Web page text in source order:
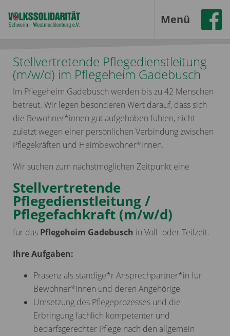
Menü
Stellvertretende Pflegedienstleitung
(m/w/d) im Pflegeheim Gadebusch
Im Pflegeheim Gadebusch werden bis zu 42 Menschen
betreut. Wir legen besonderen Wert darauf, dass sich
die Bewohner*innen gut aufgehoben fühlen, nicht
zuletzt wegen einer persönlichen Verbindung zwischen
Pflegekräften und Heimbewohner*innen.
Wir suchen zum nächstmöglichen Zeitpunkt eine
Stellvertretende
Pflegedienstleitung /
Pflegefachkraft (m/w/d)
für das Pflegeheim Gadebusch in Voll- oder Teilzeit.
Ihre Aufgaben:
Präsenz als ständige*r Ansprechpartner*in für
Bewohner*innen und deren Angehörige
Umsetzung des Pflegeprozesses und die
Erbringung fachlich kompetenter und
bedarfsgerechter Pflege nach den allgemein